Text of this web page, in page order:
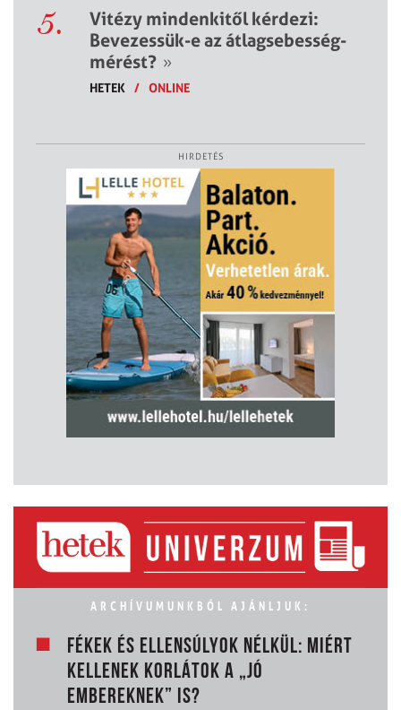
5.
Vitézy mindenkitől kérdezi:
Bevezessük-e az átlagsebesség-
mérést? »
HETEK / ONLINE
HIRDETÉS
ARCHÍVUMUNKBÓL AJÁNLJUK:
FÉKEK ÉS ELLENSÚLYOK NÉLKÜL: MIÉRT
KELLENEK KORLÁTOK A „JÓ
EMBEREKNEK” IS?